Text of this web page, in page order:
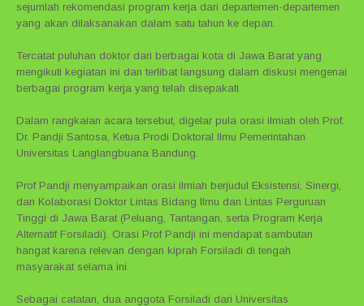
sejumlah rekomendasi program kerja dari departemen-departemen
yang akan dilaksanakan dalam satu tahun ke depan.
Tercatat puluhan doktor dari berbagai kota di Jawa Barat yang
mengikuti kegiatan ini dan terlibat langsung dalam diskusi mengenai
berbagai program kerja yang telah disepakati.
Dalam rangkaian acara tersebut, digelar pula orasi ilmiah oleh Prof.
Dr. Pandji Santosa, Ketua Prodi Doktoral Ilmu Pemerintahan
Universitas Langlangbuana Bandung.
Prof Pandji menyampaikan orasi ilmiah berjudul Eksistensi, Sinergi,
dan Kolaborasi Doktor Lintas Bidang Ilmu dan Lintas Perguruan
Tinggi di Jawa Barat (Peluang, Tantangan, serta Program Kerja
Alternatif Forsiladi). Orasi Prof Pandji ini mendapat sambutan
hangat karena relevan dengan kiprah Forsiladi di tengah
masyarakat selama ini.
Sebagai catatan, dua anggota Forsiladi dari Universitas